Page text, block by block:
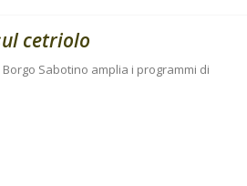
cetriolo
Sabotino amplia i programmi di